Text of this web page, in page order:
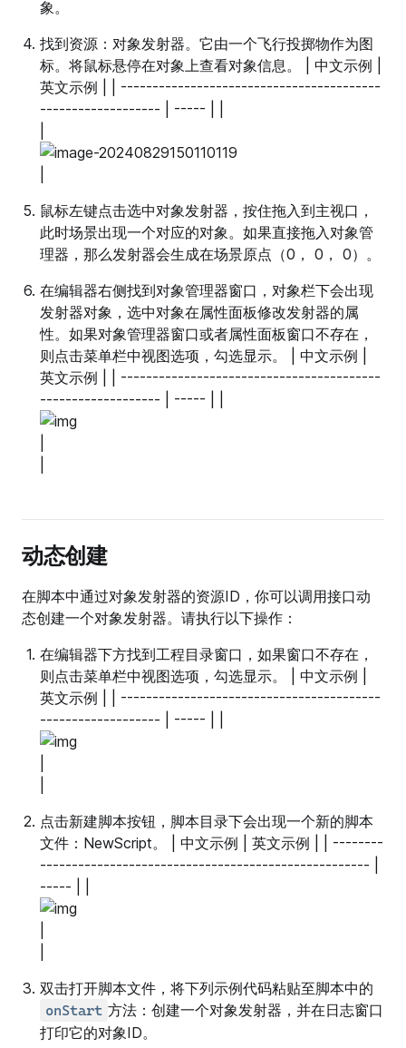
象。
找到资源：对象发射器。它由一个飞行投掷物作为图
标。将鼠标悬停在对象上查看对象信息。 | 中文示例 |
英文示例 | | -----------------------------------------
------------------- | ----- | |
鼠标左键点击选中对象发射器，按住拖入到主视口，
此时场景出现一个对应的对象。如果直接拖入对象管
理器，那么发射器会生成在场景原点（0， 0， 0）。
在编辑器右侧找到对象管理器窗口，对象栏下会出现
发射器对象，选中对象在属性面板修改发射器的属
性。如果对象管理器窗口或者属性面板窗口不存在，
则点击菜单栏中视图选项，勾选显示。 | 中文示例 |
英文示例 | | -----------------------------------------
------------------- | ----- | |
动态创建
在脚本中通过对象发射器的资源ID，你可以调用接口动
态创建一个对象发射器。请执行以下操作：
在编辑器下方找到工程目录窗口，如果窗口不存在，
则点击菜单栏中视图选项，勾选显示。 | 中文示例 |
英文示例 | | -----------------------------------------
------------------- | ----- | |
点击新建脚本按钮，脚本目录下会出现一个新的脚本
文件：NewScript。 | 中文示例 | 英文示例 | | --------
---------------------------------------------------- |
----- | |
双击打开脚本文件，将下列示例代码粘贴至脚本中的
onStart 方法：创建一个对象发射器，并在日志窗口
打印它的对象ID。